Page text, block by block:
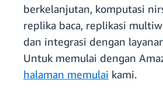
berkelanjutan, komputasi
replika baca, replikasi
dan integrasi dengan
Untuk memulai dengan
halaman memulai kami.